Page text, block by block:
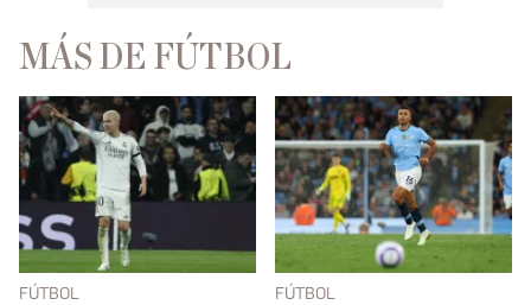
MÁS DE FÚTBOL
FÚTBOL FÚTBOL